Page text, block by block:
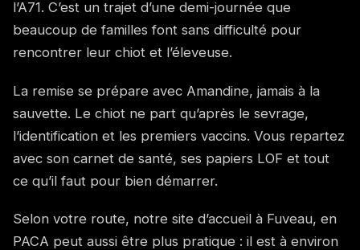
l’A71. C’est un trajet d’une demi-journée que
beaucoup de familles font sans difficulté pour
rencontrer leur chiot et l’éleveuse.
La remise se prépare avec Amandine, jamais à la
sauvette. Le chiot ne part qu’après le sevrage,
l’identification et les premiers vaccins. Vous repartez
avec son carnet de santé, ses papiers LOF et tout
ce qu’il faut pour bien démarrer.
Selon votre route, notre site d’accueil à Fuveau, en
PACA peut aussi être plus pratique : il est à environ